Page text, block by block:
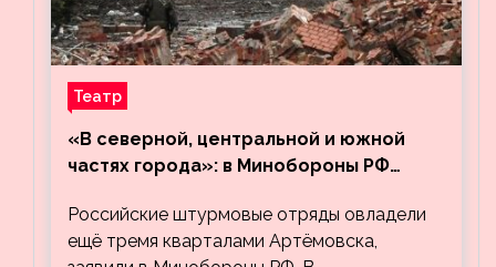
Театр
«В северной, центральной и южной
частях города»: в Минобороны РФ
кварталов Артёмовска
Российские штурмовые отряды овладели
ещё тремя кварталами Артёмовска,